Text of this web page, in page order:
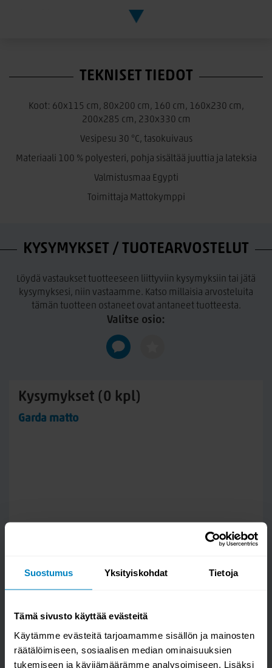
Suostumus Yksityiskohdat Tietoja
Tämä sivusto käyttää evästeitä
Käytämme evästeitä tarjoamamme sisällön ja mainosten
räätälöimiseen, sosiaalisen median ominaisuuksien
tukemiseen ja kävijämäärämme analysoimiseen. Lisäksi
pestä hellävaraisesti 30-asteisella vedellä tasopesuna, ja
tasossa. Pienet tahrat on mahdollista poistaa kostealla liinalla,
mutta voimakasta hankausta ja kovaharjaksisia harjoja tulee
käännellä säännöllisin väliajoin tasaisen kulumisen
varmistamiseksi. Huomioithan myös, että joidenkin
rakennetta. Tarvittaessa maton alle voi lisätä erillisen
liukuesteen, jotta matto pysyy tukevasti paikallaan.
TEKNISET TIEDOT
Koot: 60x115 cm, 80x200 cm, 160 cm, 160x230 cm,
200x285 cm, 230x330 cm
Vesipesu 30 °C, tasokuivaus
Materiaali 100 % polyesteri, pohja sisältää juuttia ja lateksia
Valmistusmaa Egypti
Toimittaja Mattokymppi
KYSYMYKSET / TUOTEARVOSTELUT
Löydä vastaukset tuotteeseen liittyviin kysymyksiin tai jätä
kysymyksesi, niin vastaamme. Katso millaisia arvosteluita
tämän tuotteen ostaneet ovat antaneet tuotteesta.
Valitse osio:
Kysymykset (0 kpl)
Garda matto